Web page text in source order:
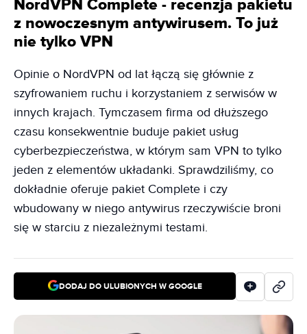
NordVPN Complete - recenzja pakietu
z nowoczesnym antywirusem. To już
nie tylko VPN
Opinie o NordVPN od lat łączą się głównie z
szyfrowaniem ruchu i korzystaniem z serwisów w
innych krajach. Tymczasem firma od dłuższego
czasu konsekwentnie buduje pakiet usług
cyberbezpieczeństwa, w którym sam VPN to tylko
jeden z elementów układanki. Sprawdziliśmy, co
dokładnie oferuje pakiet Complete i czy
wbudowany w niego antywirus rzeczywiście broni
się w starciu z niezależnymi testami.
DODAJ DO ULUBIONYCH W GOOGLE